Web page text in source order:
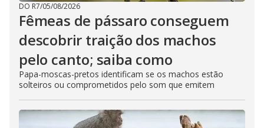
DO R7/05/08/2026
Fêmeas de pássaro conseguem
descobrir traição dos machos
pelo canto; saiba como
Papa-moscas-pretos identificam se os machos estão
solteiros ou comprometidos pelo som que emitem